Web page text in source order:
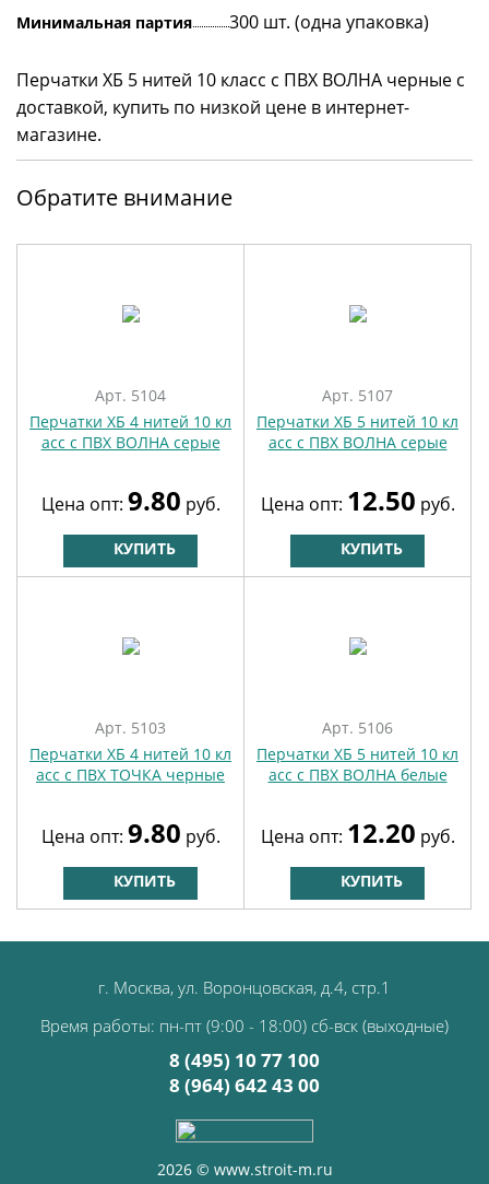
Минимальная партия 300 шт. (одна упаковка)
Перчатки ХБ 5 нитей 10 класс с ПВХ ВОЛНА черные с
доставкой, купить по низкой цене в интернет-
магазине.
Обратите внимание
Арт. 5104
Перчатки ХБ 4 нитей 10 кл
асс с ПВХ ВОЛНА серые
Цена опт: 9.80 руб.
КУПИТЬ
Арт. 5107
Перчатки ХБ 5 нитей 10 кл
асс с ПВХ ВОЛНА серые
Цена опт: 12.50 руб.
КУПИТЬ
Арт. 5103
Перчатки ХБ 4 нитей 10 кл
асс с ПВХ ТОЧКА черные
Цена опт: 9.80 руб.
КУПИТЬ
Арт. 5106
Перчатки ХБ 5 нитей 10 кл
асс с ПВХ ВОЛНА белые
Цена опт: 12.20 руб.
КУПИТЬ
г. Москва, ул. Воронцовская, д.4, стр.1
Время работы: пн-пт (9:00 - 18:00) сб-вск (выходные)
2026 © www.stroit-m.ru
8 (495) 10 77 100
8 (964) 642 43 00